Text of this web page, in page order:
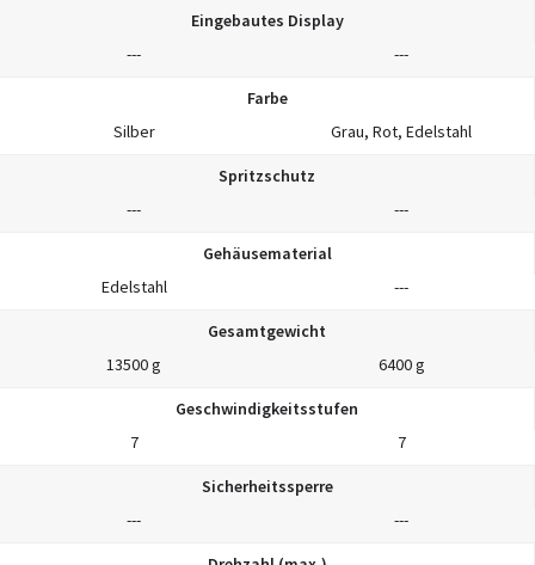
Eingebautes Display
---
---
Farbe
Silber
Grau, Rot, Edelstahl
Spritzschutz
---
---
Gehäusematerial
Edelstahl
---
Gesamtgewicht
13500 g
6400 g
Geschwindigkeitsstufen
7
7
Sicherheitssperre
---
---